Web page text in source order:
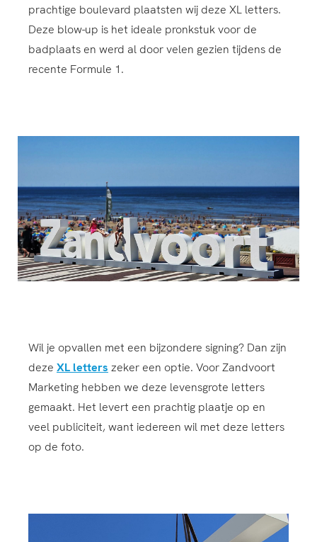
prachtige boulevard plaatsten wij deze XL letters.
Deze blow-up is het ideale pronkstuk voor de
badplaats en werd al door velen gezien tijdens de
recente Formule 1.
Wil je opvallen met een bijzondere signing? Dan zijn
deze XL letters zeker een optie. Voor Zandvoort
Marketing hebben we deze levensgrote letters
gemaakt. Het levert een prachtig plaatje op en
veel publiciteit, want iedereen wil met deze letters
op de foto.